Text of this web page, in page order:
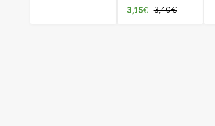
3,40€
3,15€